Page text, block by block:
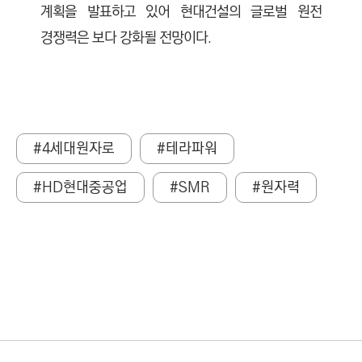
계획을 발표하고 있어 현대건설의 글로벌 원전
경쟁력은 보다 강화될 전망이다.
#4세대원자로
#테라파워
#HD현대중공업
#SMR #원자력